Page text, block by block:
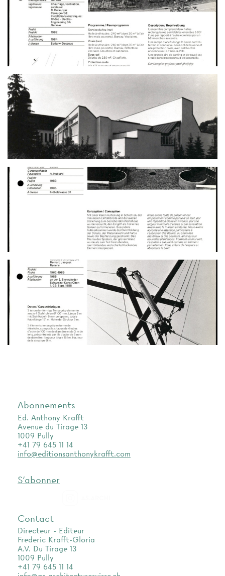
Abonnements
Ed. Anthony Krafft
Avenue du Tirage 13
1009 Pully
+41 79 645 11 14
info@editionsanthonykrafft.com
S'abonner
Contact
Directeur - Editeur
Frederic Krafft-Gloria
A.V. Du Tirage 13
1009 Pully
+41 79 645 11 14